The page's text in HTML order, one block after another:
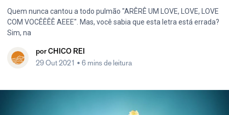
Quem nunca cantou a todo pulmão "ARÊRÊ UM LOVE, LOVE, LOVE
COM VOCÊÊÊÊ AEEE". Mas, você sabia que esta letra está errada?
Sim, na
por CHICO REI
29 Out 2021 • 6 mins de leitura